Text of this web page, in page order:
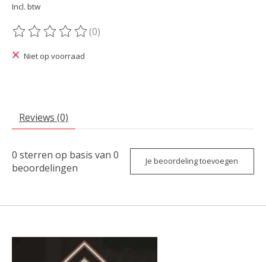
Incl. btw
De beoordeling van dit product is
(0)
Niet op voorraad
Reviews (0)
0 sterren op basis van 0
beoordelingen
Je beoordeling toevoegen